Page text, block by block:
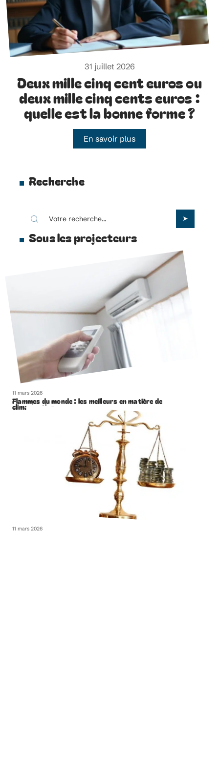
31 juillet 2026
Deux mille cinq cent euros ou
deux mille cinq cents euros :
quelle est la bonne forme ?
En savoir plus
Recherche
Sous les projecteurs
11 mars 2026
Flammes du monde : les meilleurs en matière de
climatisation
11 mars 2026